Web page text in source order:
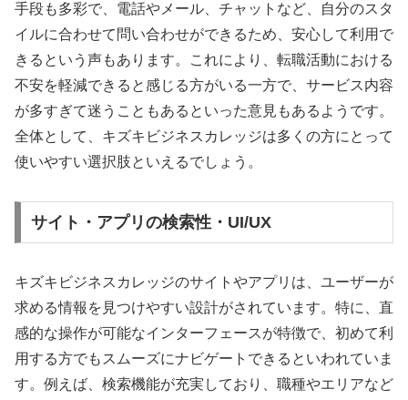
手段も多彩で、電話やメール、チャットなど、自分のスタ
イルに合わせて問い合わせができるため、安心して利用で
きるという声もあります。これにより、転職活動における
不安を軽減できると感じる方がいる一方で、サービス内容
が多すぎて迷うこともあるといった意見もあるようです。
全体として、キズキビジネスカレッジは多くの方にとって
使いやすい選択肢といえるでしょう。
サイト・アプリの検索性・UI/UX
キズキビジネスカレッジのサイトやアプリは、ユーザーが
求める情報を見つけやすい設計がされています。特に、直
感的な操作が可能なインターフェースが特徴で、初めて利
用する方でもスムーズにナビゲートできるといわれていま
す。例えば、検索機能が充実しており、職種やエリアなど